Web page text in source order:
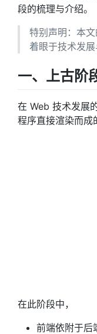
段的梳理与介绍。
特别声明：本
着眼于技术发
一、上古阶
在 Web 技术发展
程序直接渲染而成
在此阶段中，
前端依附于后